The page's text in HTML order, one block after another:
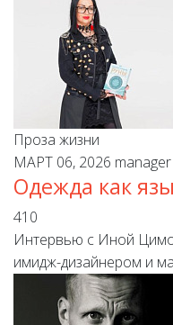
Проза жизни
МАРТ 06, 2026 manager
Одежда как
410
Интервью с Иной
имидж-дизайнером и